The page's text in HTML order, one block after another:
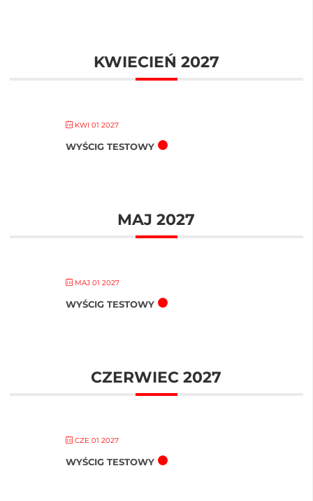
KWIECIEŃ 2027
KWI 01 2027
WYŚCIG TESTOWY
MAJ 2027
MAJ 01 2027
WYŚCIG TESTOWY
CZERWIEC 2027
CZE 01 2027
WYŚCIG TESTOWY